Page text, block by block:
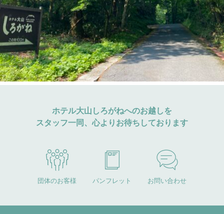
ホテル大山しろがねへのお越しを
スタッフ一同、心よりお待ちしております
団体のお客様 パンフレット お問い合わせ